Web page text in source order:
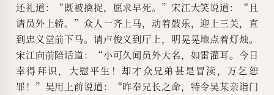
还礼道：“既被擒捉，愿求早死。”宋江大笑说道：“且
请员外上轿。”众人一齐上马，动着鼓乐，迎上三关，直
到忠义堂前下马。请卢俊义到厅上，明晃晃地点着灯烛。
宋江向前陪话道：“小可久闻员外大名，如雷灌耳。今日
幸得拜识，大慰平生！却才众兄弟甚是冒渎，万乞恕
罪！”吴用上前说道：“昨奉兄长之命，特令吴某亲诣门